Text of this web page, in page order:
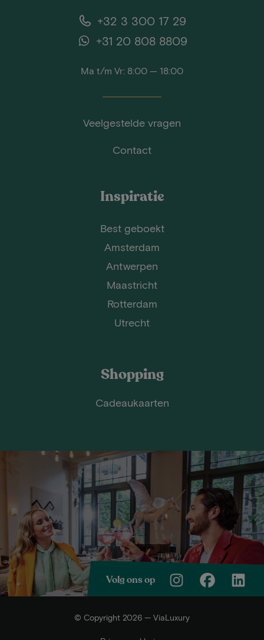
+32 3 300 17 29
+31 20 808 8809
Ma t/m Vr: 8:00 — 18:00
Veelgestelde vragen
Contact
Inspiratie
Best geboekt
Amsterdam
Antwerpen
Maastricht
Rotterdam
Utrecht
Shopping
Cadeaukaarten
Volg ons op
© Copyright 2026 — ViaLuxury